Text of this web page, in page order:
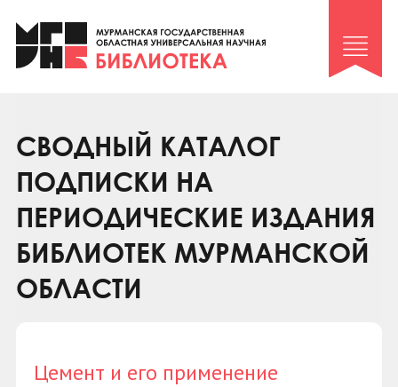
Клуб «Гиря и сельдерей»
Клуб «Семейный архив»
Коллегам
Контакты
СВОДНЫЙ КАТАЛОГ
ПОДПИСКИ НА
ПЕРИОДИЧЕСКИЕ ИЗДАНИЯ
БИБЛИОТЕК МУРМАНСКОЙ
ОБЛАСТИ
Цемент и его применение